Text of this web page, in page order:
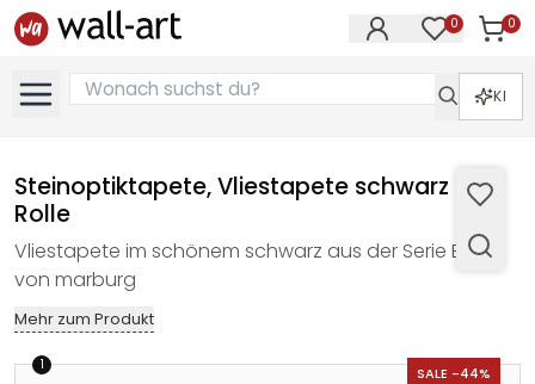
0 0
KI
Steinoptiktapete, Vliestapete schwarz -
Rolle
Vliestapete im schönem schwarz aus der Serie Basic
von marburg
Mehr zum Produkt
SALE -44%
1